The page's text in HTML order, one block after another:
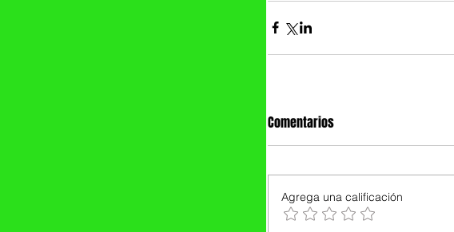
Comentarios
Agrega una calificación